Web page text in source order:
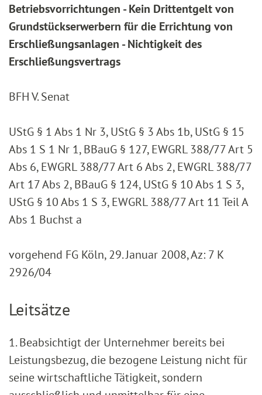
Betriebsvorrichtungen - Kein Drittentgelt von
Grundstückserwerbern für die Errichtung von
Erschließungsanlagen - Nichtigkeit des
Erschließungsvertrags
BFH V. Senat
UStG § 1 Abs 1 Nr 3, UStG § 3 Abs 1b, UStG § 15
Abs 1 S 1 Nr 1, BBauG § 127, EWGRL 388/77 Art 5
Abs 6, EWGRL 388/77 Art 6 Abs 2, EWGRL 388/77
Art 17 Abs 2, BBauG § 124, UStG § 10 Abs 1 S 3,
UStG § 10 Abs 1 S 3, EWGRL 388/77 Art 11 Teil A
Abs 1 Buchst a
vorgehend FG Köln, 29. Januar 2008, Az: 7 K
2926/04
Leitsätze
1. Beabsichtigt der Unternehmer bereits bei
Leistungsbezug, die bezogene Leistung nicht für
seine wirtschaftliche Tätigkeit, sondern